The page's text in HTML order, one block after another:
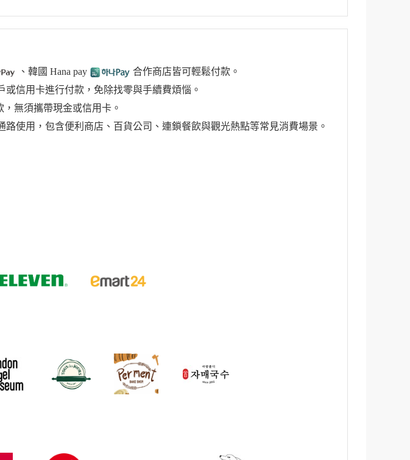
、韓國 Hana pay
合作商店皆可輕鬆付款。
信用卡進行付款，免除找零與手續費煩惱。
無須攜帶現金或信用卡。
使用，包含便利商店、百貨公司、連鎖餐飲與觀光熱點等常見消費場景。